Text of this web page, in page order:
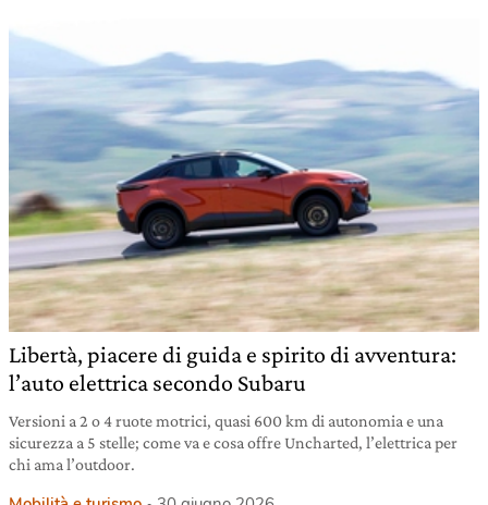
Libertà, piacere di guida e spirito di avventura:
l’auto elettrica secondo Subaru
Versioni a 2 o 4 ruote motrici, quasi 600 km di autonomia e una
sicurezza a 5 stelle; come va e cosa offre Uncharted, l’elettrica per
chi ama l’outdoor.